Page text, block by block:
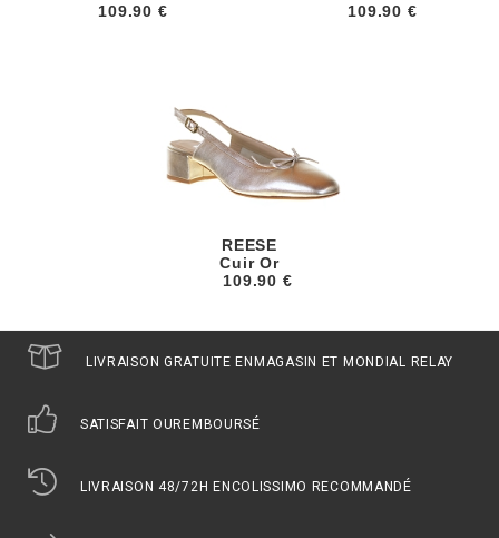
109.90 €
109.90 €
REESE
Cuir Or
109.90 €
LIVRAISON GRATUITE ENMAGASIN ET MONDIAL RELAY
SATISFAIT OUREMBOURSÉ
LIVRAISON 48/72H ENCOLISSIMO RECOMMANDÉ